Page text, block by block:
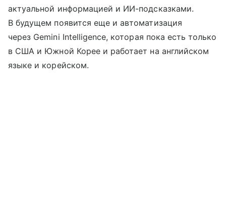
актуальной информацией и ИИ-подсказками.
В будущем появится еще и автоматизация
через Gemini Intelligence, которая пока есть только
в США и Южной Корее и работает на английском
языке и корейском.